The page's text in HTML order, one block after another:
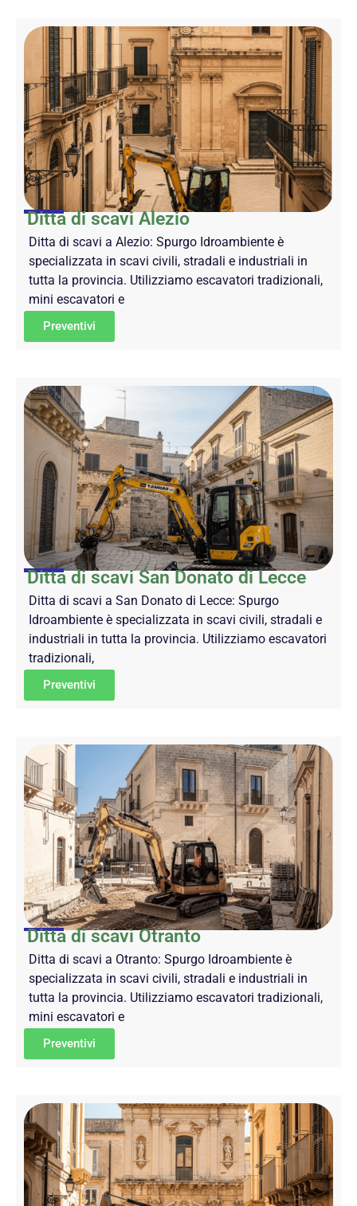
Ditta di scavi Alezio
Ditta di scavi a Alezio: Spurgo Idroambiente è
specializzata in scavi civili, stradali e industriali in
tutta la provincia. Utilizziamo escavatori tradizionali,
mini escavatori e
Preventivi
Ditta di scavi San Donato di Lecce
Ditta di scavi a San Donato di Lecce: Spurgo
Idroambiente è specializzata in scavi civili, stradali e
industriali in tutta la provincia. Utilizziamo escavatori
tradizionali,
Preventivi
Ditta di scavi Otranto
Ditta di scavi a Otranto: Spurgo Idroambiente è
specializzata in scavi civili, stradali e industriali in
tutta la provincia. Utilizziamo escavatori tradizionali,
mini escavatori e
Preventivi